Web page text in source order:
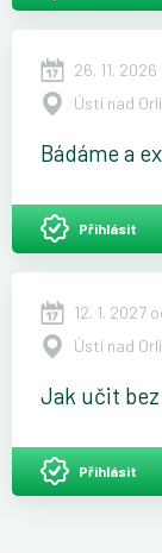
26. 11.
Ústí nad
Bádáme a
Přihlásit
12. 1. 2027
Ústí nad
Jak učit
Přihlásit